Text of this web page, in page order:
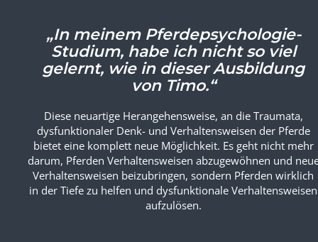
„In meinem Pferdepsychologie-
Studium, habe ich nicht so viel
gelernt, wie in dieser Ausbildung
Diese neuartige Herangehensweise, an die Traumata,
dysfunktionaler Denk- und Verhaltensweisen der Pferde
bietet eine komplett neue Möglichkeit. Es geht nicht mehr
darum, Pferden Verhaltensweisen abzugewöhnen und
Verhaltensweisen beizubringen, sondern Pferden wirklich
in der Tiefe zu helfen und dysfunktionale Verhaltensweisen